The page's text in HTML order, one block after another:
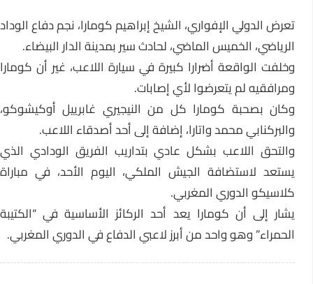
تعرض الدولي الإفواري، الشيخ إبراهيم كومارا، نجم دفاع الوداد
الرياضي، الخميس الماضي، لحادث سير بمدينة الدار البيضاء.
وخلفت الواقعة أضرارا كبيرة في سيارة اللاعب، غير أن كومارا
ومرافقيه لم يتعرضوا لأي إصابات.
وكان بصحبة كومارا كل من النيجيري غابرييل أوكيشوكو،
والبركنابي محمد واتارا، إضافة إلى أحد أصدقاء اللاعب.
والتحق اللاعب بشكل عادي بتداريب الفريق الودادي الذي
يستعد لاستضافة الجيش الملكي، اليوم الأحد، في مباراة
كلاسيكو الدوري المغربي.
يشار إلى أن كومارا يعد أحد الركائز الأساسية في “الكتيبة
الحمراء” وهو واحد من أبرز لاعبي الدفاع في الدوري المغربي.